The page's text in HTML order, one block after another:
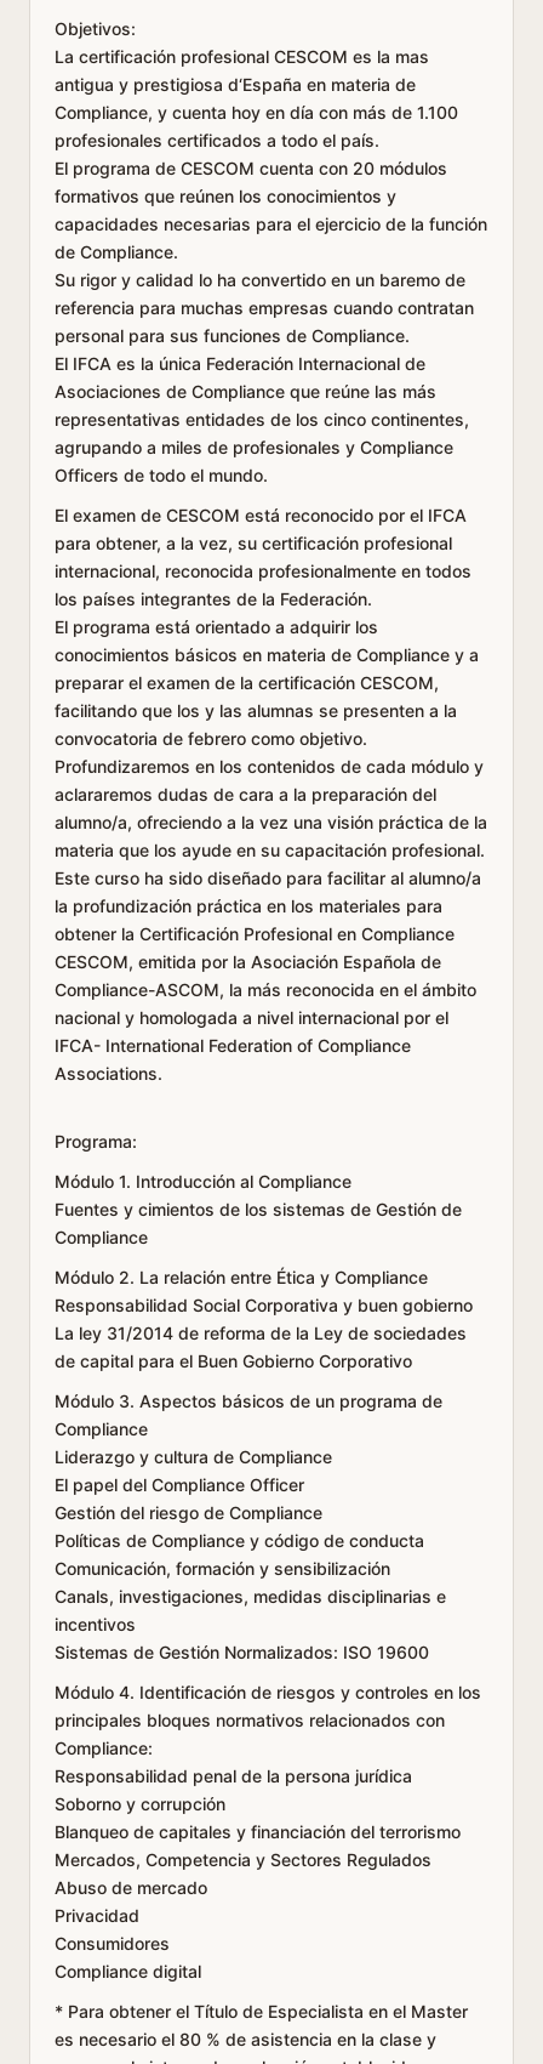
Objetivos:
La certificación profesional CESCOM es la mas
antigua y prestigiosa d‘España en materia de
Compliance, y cuenta hoy en día con más de 1.100
profesionales certificados a todo el país.
El programa de CESCOM cuenta con 20 módulos
formativos que reúnen los conocimientos y
capacidades necesarias para el ejercicio de la función
de Compliance.
Su rigor y calidad lo ha convertido en un baremo de
referencia para muchas empresas cuando contratan
personal para sus funciones de Compliance.
El IFCA es la única Federación Internacional de
Asociaciones de Compliance que reúne las más
representativas entidades de los cinco continentes,
agrupando a miles de profesionales y Compliance
Officers de todo el mundo.
El examen de CESCOM está reconocido por el IFCA
para obtener, a la vez, su certificación profesional
internacional, reconocida profesionalmente en todos
los países integrantes de la Federación.
El programa está orientado a adquirir los
conocimientos básicos en materia de Compliance y a
preparar el examen de la certificación CESCOM,
facilitando que los y las alumnas se presenten a la
convocatoria de febrero como objetivo.
Profundizaremos en los contenidos de cada módulo y
aclararemos dudas de cara a la preparación del
alumno/a, ofreciendo a la vez una visión práctica de la
materia que los ayude en su capacitación profesional.
Este curso ha sido diseñado para facilitar al alumno/a
la profundización práctica en los materiales para
obtener la Certificación Profesional en Compliance
CESCOM, emitida por la Asociación Española de
Compliance-ASCOM, la más reconocida en el ámbito
nacional y homologada a nivel internacional por el
IFCA- International Federation of Compliance
Associations.
Programa:
Módulo 1. Introducción al Compliance
Fuentes y cimientos de los sistemas de Gestión de
Compliance
Módulo 2. La relación entre Ética y Compliance
Responsabilidad Social Corporativa y buen gobierno
La ley 31/2014 de reforma de la Ley de sociedades
de capital para el Buen Gobierno Corporativo
Módulo 3. Aspectos básicos de un programa de
Compliance
Liderazgo y cultura de Compliance
El papel del Compliance Officer
Gestión del riesgo de Compliance
Políticas de Compliance y código de conducta
Comunicación, formación y sensibilización
Canals, investigaciones, medidas disciplinarias e
incentivos
Sistemas de Gestión Normalizados: ISO 19600
Módulo 4. Identificación de riesgos y controles en los
principales bloques normativos relacionados con
Compliance:
Responsabilidad penal de la persona jurídica
Soborno y corrupción
Blanqueo de capitales y financiación del terrorismo
Mercados, Competencia y Sectores Regulados
Abuso de mercado
Privacidad
Consumidores
Compliance digital
* Para obtener el Título de Especialista en el Master
es necesario el 80 % de asistencia en la clase y